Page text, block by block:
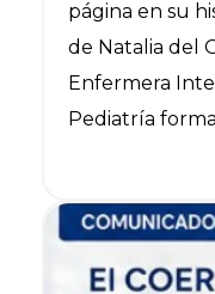
página en su
de Natalia del
Enfermera
Pediatría